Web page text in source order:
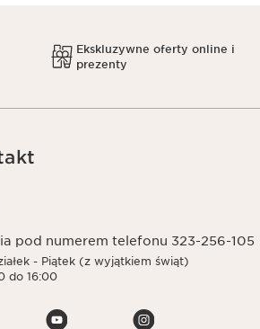
Ekskluzywne oferty online i
prezenty
pod numerem telefonu 323-256-105
- Piątek (z wyjątkiem świąt)
do 16:00